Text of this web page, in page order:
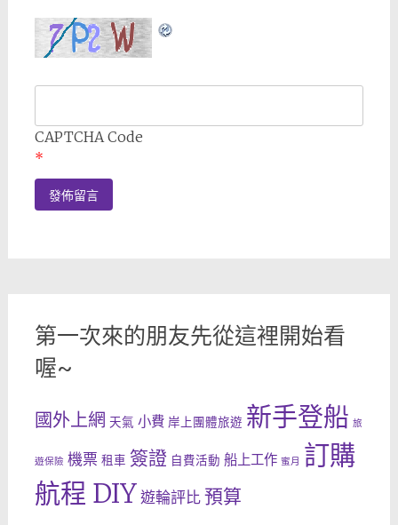
CAPTCHA Code
*
第一次來的朋友先從這裡開始看
喔~
國外上網 天氣 小費 岸上團體旅遊 新手登船 旅
遊保險 機票 租車 簽證 自費活動 船上工作 蜜月 訂購
航程 DIY遊輪評比預算